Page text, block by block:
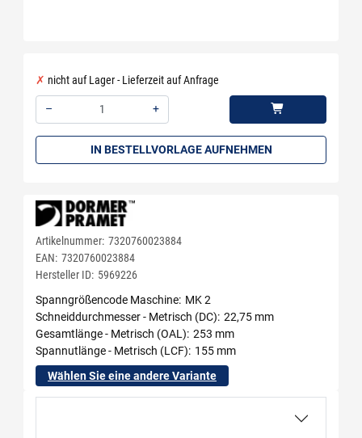
nicht auf Lager - Lieferzeit auf Anfrage
–
+
IN BESTELLVORLAGE AUFNEHMEN
Artikelnummer: 7320760023884
EAN: 7320760023884
Hersteller ID: 5969226
Spanngrößencode Maschine MK 2
Schneiddurchmesser - Metrisch (DC) 22,75 mm
Gesamtlänge - Metrisch (OAL) 253 mm
Spannutlänge - Metrisch (LCF)
155 mm
Wählen Sie eine andere Variante